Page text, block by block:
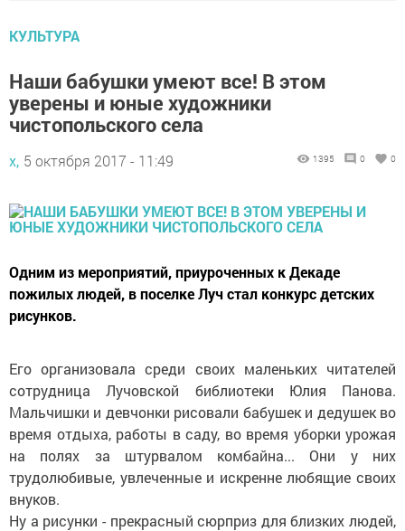
КУЛЬТУРА
Наши бабушки умеют все! В этом
уверены и юные художники
чистопольского села
х, 5 октября 2017 - 11:49 1395 0 0
Одним из мероприятий, приуроченных к Декаде
пожилых людей, в поселке Луч стал конкурс детских
рисунков.
Его организовала среди своих маленьких читателей
сотрудница Лучовской библиотеки Юлия Панова.
Мальчишки и девчонки рисовали бабушек и дедушек во
время отдыха, работы в саду, во время уборки урожая
на полях за штурвалом комбайна... Они у них
трудолюбивые, увлеченные и искренне любящие своих
внуков.
Ну а рисунки - прекрасный сюрприз для близких людей,